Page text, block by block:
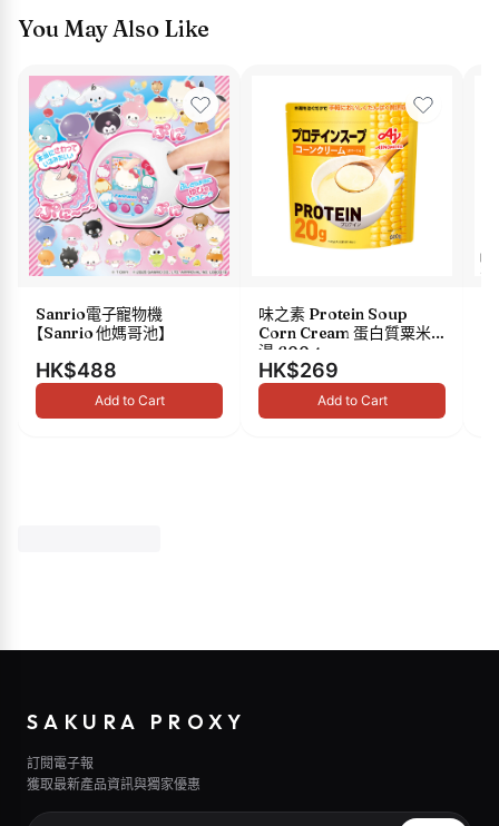
You May Also Like
Sanrio電子寵物機
【Sanrio 他媽哥池】
HK$488
Add to Cart
味之素 Protein Soup
Corn Cream 蛋白質粟米
湯 600g
HK$269
Add to Cart
SAKURA PROXY
訂閱電子報
獲取最新產品資訊與獨家優惠